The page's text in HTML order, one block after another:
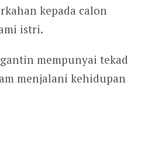
kepada calon
istri.
mempunyai tekad
menjalani kehidupan